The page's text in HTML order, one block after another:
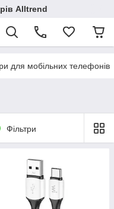
Alltrend
для мобільних телефонів
Фільтри